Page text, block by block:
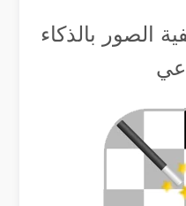
الصور بالذكاء